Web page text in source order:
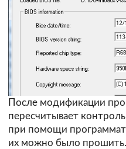
После модификации
пересчитывает
при помощи
их можно было